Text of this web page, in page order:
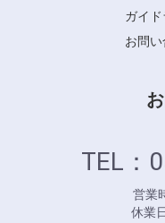
ガイ
お問
TEL：
営業
休業